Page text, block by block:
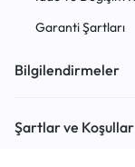
Garanti Şartları
Bilgilendirmeler
Şartlar ve Koşullar